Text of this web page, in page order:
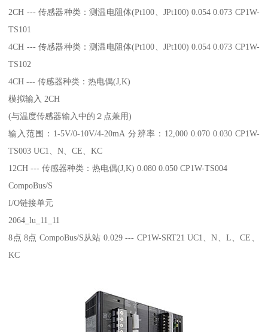
2CH --- 传感器种类：测温电阻体(Pt100、JPt100) 0.054 0.073 CP1W-
TS101
4CH --- 传感器种类：测温电阻体(Pt100、JPt100) 0.054 0.073 CP1W-
TS102
4CH --- 传感器种类：热电偶(J,K)
模拟输入 2CH
(与温度传感器输入中的２点兼用)
输入范围：1-5V/0-10V/4-20mA 分辨率：12,000 0.070 0.030 CP1W-
TS003 UC1、N、CE、KC
12CH --- 传感器种类：热电偶(J,K) 0.080 0.050 CP1W-TS004
CompoBus/S
I/O链接单元
2064_lu_11_11
8点 8点 CompoBus/S从站 0.029 --- CP1W-SRT21 UC1、N、L、CE、
KC